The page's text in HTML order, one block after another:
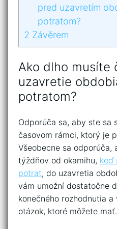
pred uzavretím
potratom?
2 Závěrem
Ako dlho musíte
uzavretie
potratom?
Odporúča sa, aby ste sa
časovom rámci, ktorý je
Všeobecne sa odporúča,
týždňov od okamihu, keď
potrat, do uzavretia
vám umožní dostatočne
konečného rozhodnutia
otázok, ktoré môžete mať.